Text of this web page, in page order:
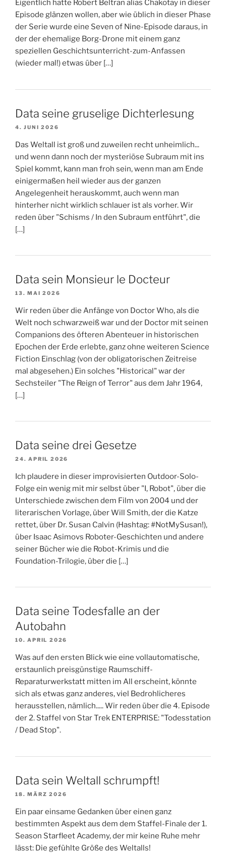
Eigentlich hatte Robert Beltran alias Chakotay in dieser
Episode glänzen wollen, aber wie üblich in dieser Phase
der Serie wurde eine Seven of Nine-Episode daraus, in
der der ehemalige Borg-Drone mit einem ganz
speziellen Geschichtsunterricht-zum-Anfassen
(wieder mal!) etwas über […]
Data seine gruselige Dichterlesung
4. JUNI 2026
Das Weltall ist groß und zuweilen recht unheimlich...
und wenn dann noch der mysteriöse Subraum mit ins
Spiel kommt, kann man froh sein, wenn man am Ende
einigermaßen heil wieder aus der ganzen
Angelegenheit herauskommt, auch wenn man
hinterher nicht wirklich schlauer ist als vorher. Wir
reden über "Schisms / In den Subraum entführt", die
[…]
Data sein Monsieur le Docteur
13. MAI 2026
Wir reden über die Anfänge von Doctor Who, als die
Welt noch schwarzweiß war und der Doctor mit seinen
Companions des öfteren Abenteuer in historischen
Epochen der Erde erlebte, ganz ohne weiteren Science
Fiction Einschlag (von der obligatorischen Zeitreise
mal abgesehen.) Ein solches "Historical" war der
Sechsteiler "The Reign of Terror" aus dem Jahr 1964,
[…]
Data seine drei Gesetze
24. APRIL 2026
Ich plaudere in dieser improvisierten Outdoor-Solo-
Folge ein wenig mit mir selbst über "I, Robot", über die
Unterschiede zwischen dem Film von 2004 und der
literarischen Vorlage, über Will Smith, der die Katze
rettet, über Dr. Susan Calvin (Hashtag: #NotMySusan!),
über Isaac Asimovs Roboter-Geschichten und andere
seiner Bücher wie die Robot-Krimis und die
Foundation-Trilogie, über die […]
Data seine Todesfalle an der
Autobahn
10. APRIL 2026
Was auf den ersten Blick wie eine vollautomatische,
erstaunlich preisgünstige Raumschiff-
Reparaturwerkstatt mitten im All erscheint, könnte
sich als etwas ganz anderes, viel Bedrohlicheres
herausstellen, nämlich..... Wir reden über die 4. Episode
der 2. Staffel von Star Trek ENTERPRISE: "Todesstation
/ Dead Stop".
Data sein Weltall schrumpft!
18. MÄRZ 2026
Ein paar einsame Gedanken über einen ganz
bestimmten Aspekt aus dem dem Staffel-Finale der 1.
Season Starfleet Academy, der mir keine Ruhe mehr
lässt: Die gefühlte Größe des Weltalls!